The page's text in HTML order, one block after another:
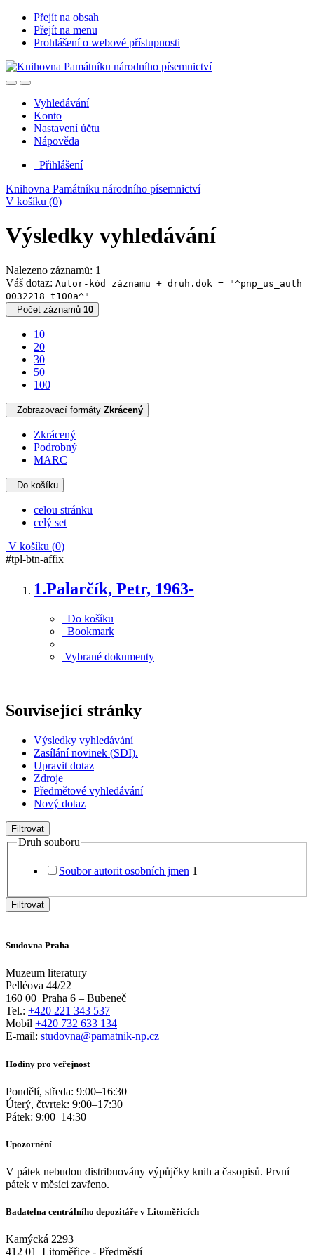
Přejít na obsah
Přejít na menu
Prohlášení o webové přístupnosti
Vyhledávání
Konto
Nastavení účtu
Nápověda
Přihlášení
Knihovna Památníku národního písemnictví
V košíku (0)
Výsledky vyhledávání
Nalezeno záznamů: 1
Váš dotaz: Autor-kód záznamu + druh.dok = "^pnp_us_auth
0032218 t100a^"
Počet záznamů 10
10
20
30
50
100
Zobrazovací formáty Zkrácený
Zkrácený
Podrobný
MARC
Do košíku
celou stránku
celý set
V košíku (0)
#tpl-btn-affix
1.Palarčík, Petr, 1963-
Do košíku
Bookmark
Vybrané dokumenty
Související stránky
Výsledky vyhledávání
Zasílání novinek (SDI).
Upravit dotaz
Zdroje
Předmětové vyhledávání
Nový dotaz
Filtrovat
Druh souboru
Soubor autorit osobních jmen 1
Filtrovat
Studovna Praha
Muzeum literatury
Pelléova 44/22
160 00 Praha 6 – Bubeneč
Tel.: +420 221 343 537
Mobil +420 732 633 134
E-mail: studovna@pamatnik-np.cz
Hodiny pro veřejnost
Pondělí, středa: 9:00–16:30
Úterý, čtvrtek: 9:00–17:30
Pátek: 9:00–14:30
Upozornění
V pátek nebudou distribuovány výpůjčky knih a časopisů. První
pátek v měsíci zavřeno.
Badatelna centrálního depozitáře v Litoměřicích
Kamýcká 2293
412 01 Litoměřice - Předměstí